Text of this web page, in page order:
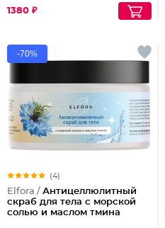
1380 ₽
-70%
(4)
Elfora / Антицеллюлитный
скраб для тела с морской
солью и маслом тмина